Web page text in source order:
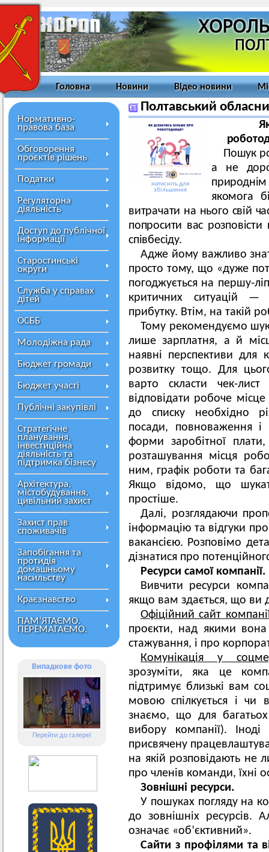
Головна Новини Відео новини
Нормативно-
правова база
Обговорення
проєктів рішень
Податки
Регуляторна
діяльність
Доступ до публічної
інформації
Старостинські
округи
Служба у справах
дітей
ОСББ
Молодіжна рада
Бюджет громади
Бюджет участі
Публічні закупівлі
Стратегічне
планування,
інвестиційна
діяльність та
підтримка бізнесу
Архітектура,
містобудування,
цивільний захист
Захист прав
споживачів
Запобігання та
протидія
домашньому
насильству
Краєзнавство
ПАМ’ЯТАЄМО.
ПЕРЕМАГАЄМО.
Випадкове фото
Перейти до галереї
Полтавський
натисніть для
збільшення
Пошук
а не
якомога
витрачати на нього свій
попросити вас
співбесіду.
Адже йому важливо
просто тому, що «дуже
погоджується на першу-
критичних ситуацій
прибутку. Втім, на такій
Тому рекомендуємо
лише зарплатня, а й
наявні перспективи для
розвитку тощо. Для
варто скласти чек-
відповідати робоче
до списку необхідно
посади, повноваження і
форми заробітної плати,
розташування місця
ним, графік роботи та
Якщо відомо, що
простіше.
Далі, розглядаючи
інформацію та відгуки
вакансією. Розповімо
дізнатися про
Ресурси самої компанії.
Вивчити ресурси
якщо вам здається, що ви
Офіційний сайт
проєкти, над якими вона
стажування, і про
Комунікація у
зрозуміти, яка це
підтримує близькі вам
мовою спілкується і чи
знаємо, що для
вибору компанії).
присвячену
на якій розповідають не
про членів команди, їхні
Зовнішні ресурси.
У пошуках погляду на
до зовнішніх ресурсів.
означає «об’єктивний».
Сайти з профілями та